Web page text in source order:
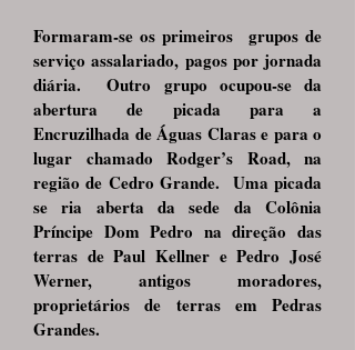
Formaram-se os primeiros grupos de
serviço assalariado, pagos por jornada
diária. Outro grupo ocupou-se da
abertura de picada para a
Encruzilhada de Águas Claras e para o
lugar chamado Rodger’s Road, na
região de Cedro Grande. Uma picada
se ria aberta da sede da Colônia
Príncipe Dom Pedro na direção das
terras de Paul Kellner e Pedro José
Werner, antigos moradores,
proprietários de terras em Pedras
Grandes.